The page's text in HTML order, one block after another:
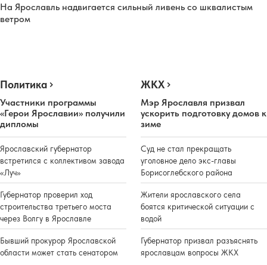
На Ярославль надвигается сильный ливень со шквалистым
ветром
Политика
Участники программы
«Герои Ярославии» получили
дипломы
Ярославский губернатор
встретился с коллективом завода
«Луч»
Губернатор проверил ход
строительства третьего моста
через Волгу в Ярославле
Бывший прокурор Ярославской
области может стать сенатором
ЖКХ
Мэр Ярославля призвал
ускорить подготовку домов к
зиме
Суд не стал прекращать
уголовное дело экс-главы
Борисоглебского района
Жители ярославского села
боятся критической ситуации с
водой
Губернатор призвал разъяснять
ярославцам вопросы ЖКХ